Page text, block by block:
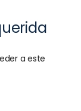
a este